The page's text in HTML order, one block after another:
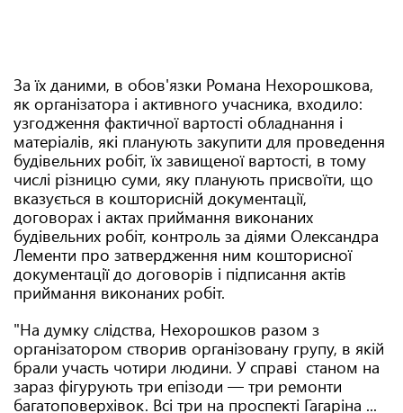
За їх даними, в обов'язки Романа Нехорошкова,
як організатора і активного учасника, входило:
узгодження фактичної вартості обладнання і
матеріалів, які планують закупити для проведення
будівельних робіт, їх завищеної вартості, в тому
числі різницю суми, яку планують присвоїти, що
вказується в кошторисній документації,
договорах і актах приймання виконаних
будівельних робіт, контроль за діями Олександра
Лементи про затвердження ним кошторисної
документації до договорів і підписання актів
приймання виконаних робіт.
"На думку слідства, Нехорошков разом з
організатором створив організовану групу, в якій
брали участь чотири людини. У справі станом на
зараз фігурують три епізоди — три ремонти
багатоповерхівок. Всі три на проспекті Гагаріна ...